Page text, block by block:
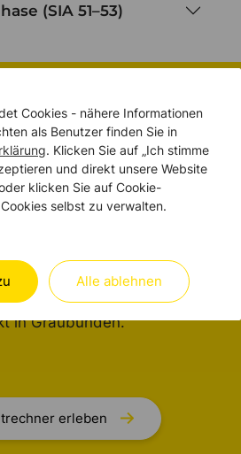
(SIA 51–53)
leicht Ihr
mehr Klarheit und
Ihr geplantes Brandschutz-
in Graubünden.
erleben
Cookies - nähere Informationen
als Benutzer finden Sie in
. Klicken Sie auf „Ich stimme
und direkt unsere Website
klicken Sie auf Cookie-
selbst zu verwalten.
Alle ablehnen